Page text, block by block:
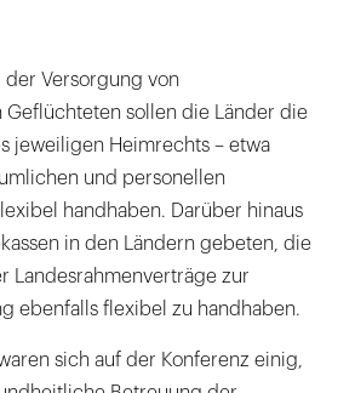
Versorgung von
sollen die Länder die
jeweiligen Heimrechts – etwa
und personellen
handhaben. Darüber hinaus
in den Ländern gebeten, die
Landesrahmenverträge zur
ebenfalls flexibel zu handhaben.
sich auf der Konferenz einig,